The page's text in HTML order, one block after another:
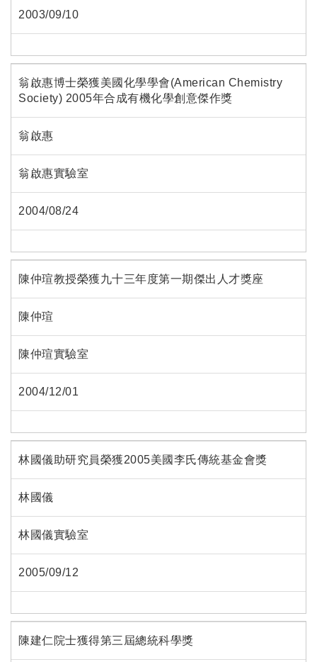
2003/09/10
翁啟惠博士榮獲美國化學學會(American Chemistry
Society) 2005年合成有機化學創意傑作獎
翁啟惠
翁啟惠實驗室
2004/08/24
陳仲瑄教授榮獲九十三年度第一期傑出人才獎座
陳仲瑄
陳仲瑄實驗室
2004/12/01
林國儀助研究員榮獲2005美國李氏傳統基金會獎
林國儀
林國儀實驗室
2005/09/12
陳建仁院士獲得第三屆總統科學獎